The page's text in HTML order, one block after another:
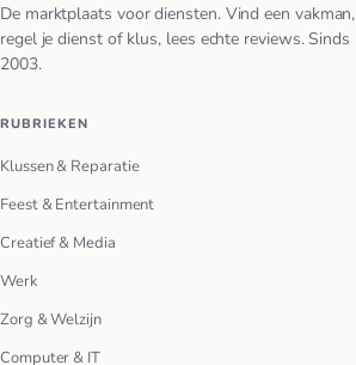
De marktplaats voor diensten. Vind een vakman,
regel je dienst of klus, lees echte reviews. Sinds
2003.
RUBRIEKEN
Klussen & Reparatie
Feest & Entertainment
Creatief & Media
Werk
Zorg & Welzijn
Computer & IT